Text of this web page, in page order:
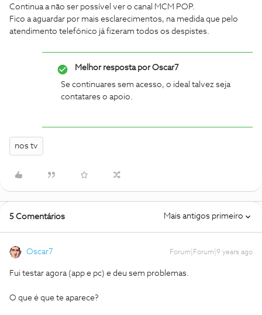
Continua a não ser possível ver o canal MCM POP.
Fico a aguardar por mais esclarecimentos, na medida que pelo
atendimento telefónico já fizeram todos os despistes.
Melhor resposta porOscar7
Se continuares sem acesso, o ideal talvez seja
contatares o apoio.
nos tv
5 Comentários Mais antigos primeiro
Oscar7 Forum|Forum|9 years ago
Fui testar agora (app e pc) e deu sem problemas.
O que é que te aparece?